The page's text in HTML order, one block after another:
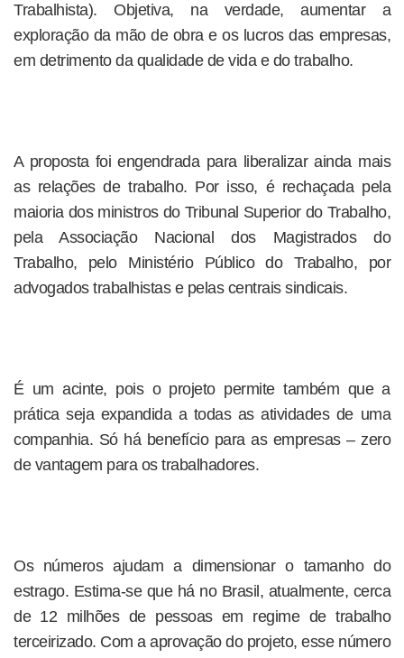
Trabalhista). Objetiva, na verdade, aumentar a
exploração da mão de obra e os lucros das empresas,
em detrimento da qualidade de vida e do trabalho.
A proposta foi engendrada para liberalizar ainda mais
as relações de trabalho. Por isso, é rechaçada pela
maioria dos ministros do Tribunal Superior do Trabalho,
pela Associação Nacional dos Magistrados do
Trabalho, pelo Ministério Público do Trabalho, por
advogados trabalhistas e pelas centrais sindicais.
É um acinte, pois o projeto permite também que a
prática seja expandida a todas as atividades de uma
companhia. Só há benefício para as empresas – zero
de vantagem para os trabalhadores.
Os números ajudam a dimensionar o tamanho do
estrago. Estima-se que há no Brasil, atualmente, cerca
de 12 milhões de pessoas em regime de trabalho
terceirizado. Com a aprovação do projeto, esse número